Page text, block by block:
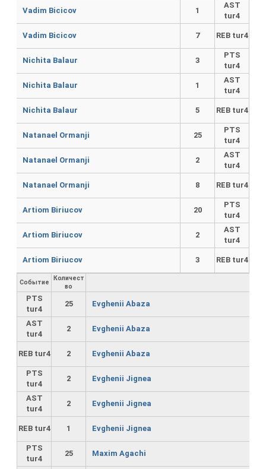
Vadim Bicicov 1
AST
tur4
Vadim Bicicov 7 REB tur4
Nichita Balaur 3
PTS
tur4
Nichita Balaur 1
AST
tur4
Nichita Balaur 5 REB tur4
Natanael Ormanji 25
PTS
tur4
Natanael Ormanji 2
AST
tur4
Natanael Ormanji 8 REB tur4
Artiom Biriucov 20
PTS
tur4
Artiom Biriucov 2
AST
tur4
Artiom Biriucov 3 REB tur4
Событие
Количест
во
PTS
tur4
25 Evghenii Abaza
AST
tur4
2 Evghenii Abaza
REB tur4 2 Evghenii Abaza
PTS
tur4
2 Evghenii Jignea
AST
tur4
2 Evghenii Jignea
REB tur4 1 Evghenii Jignea
PTS
tur4
25 Maxim Agachi